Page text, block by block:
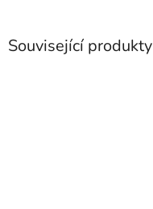
Související produkty